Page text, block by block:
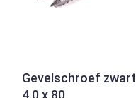
Gevelschroef zwart
4.0 x 80